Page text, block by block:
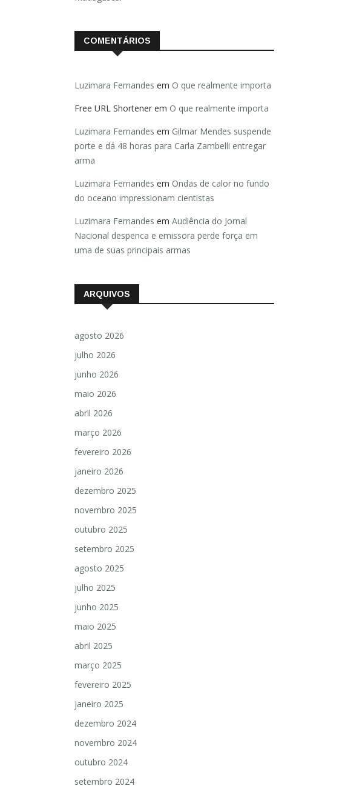
COMENTÁRIOS
Luzimara Fernandes em O que realmente importa
Free URL Shortener em O que realmente importa
Luzimara Fernandes em Gilmar Mendes suspende
porte e dá 48 horas para Carla Zambelli entregar
arma
Luzimara Fernandes em Ondas de calor no fundo
do oceano impressionam cientistas
Luzimara Fernandes em Audiência do Jornal
Nacional despenca e emissora perde força em
uma de suas principais armas
ARQUIVOS
agosto 2026
julho 2026
junho 2026
maio 2026
abril 2026
março 2026
fevereiro 2026
janeiro 2026
dezembro 2025
novembro 2025
outubro 2025
setembro 2025
agosto 2025
julho 2025
junho 2025
maio 2025
abril 2025
março 2025
fevereiro 2025
janeiro 2025
dezembro 2024
novembro 2024
outubro 2024
setembro 2024